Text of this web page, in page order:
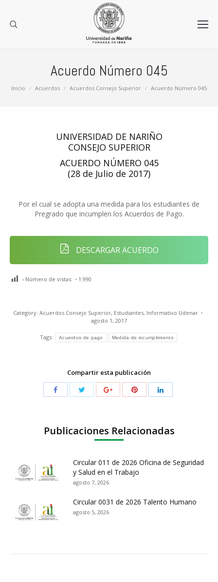
Acuerdo Número 045
Estás aquí:
Inicio Acuerdos Acuerdos Consejo Superior Acuerdo Número 045
UNIVERSIDAD DE NARIÑO
CONSEJO SUPERIOR
ACUERDO NÚMERO 045
(28 de Julio de 2017)
Por el cual se adopta una medida para los estudiantes de
Pregrado que incumplen los Acuerdos de Pago.
DESCARGAR ACUERDO
Número de vistas: 1.990
Category: Acuerdos Consejo Superior, Estudiantes, Informativo Udenar
agosto 1, 2017
Tags: Acuerdos de pago Medida de incumplimiento
Compartir esta publicación
Publicaciones Relacionadas
Circular 011 de 2026 Oficina de Seguridad
y Salud en el Trabajo
agosto 7, 2026
Circular 0031 de 2026 Talento Humano
agosto 5, 2026